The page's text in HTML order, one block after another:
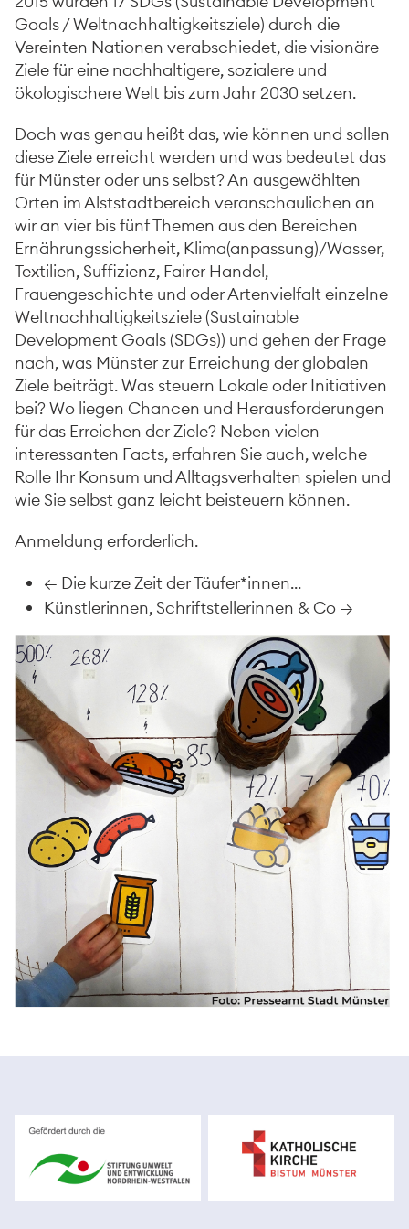
Goals / Weltnachhaltigkeitsziele) durch die
Vereinten Nationen verabschiedet, die visionäre
Ziele für eine nachhaltigere, sozialere und
ökologischere Welt bis zum Jahr 2030 setzen.
Doch was genau heißt das, wie können und sollen
diese Ziele erreicht werden und was bedeutet das
für Münster oder uns selbst? An ausgewählten
Orten im Alststadtbereich veranschaulichen an
wir an vier bis fünf Themen aus den Bereichen
Ernährungssicherheit, Klima(anpassung)/Wasser,
Textilien, Suffizienz, Fairer Handel,
Frauengeschichte und oder Artenvielfalt einzelne
Weltnachhaltigkeitsziele (Sustainable
Development Goals (SDGs)) und gehen der Frage
nach, was Münster zur Erreichung der globalen
Ziele beiträgt. Was steuern Lokale oder Initiativen
bei? Wo liegen Chancen und Herausforderungen
für das Erreichen der Ziele? Neben vielen
interessanten Facts, erfahren Sie auch, welche
Rolle Ihr Konsum und Alltagsverhalten spielen und
wie Sie selbst ganz leicht beisteuern können.
Anmeldung erforderlich.
← Die kurze Zeit der Täufer*innen...
Künstlerinnen, Schriftstellerinnen & Co →